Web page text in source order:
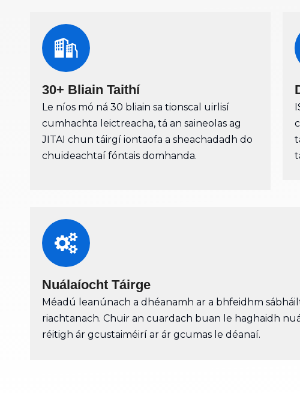
30+ Bliain Taithí
Le níos mó ná 30 bliain sa tionscal uirlisí
cumhachta leictreacha, tá an saineolas ag
JITAI chun táirgí iontaofa a sheachadadh do
chuideachtaí fóntais domhanda.
Nuálaíocht Táirge
Méadú leanúnach a dhéanamh ar a bhfeidhm
riachtanach. Chuir an cuardach buan le haghaidh
réitigh ár gcustaiméirí ar ár gcumas le déanaí.